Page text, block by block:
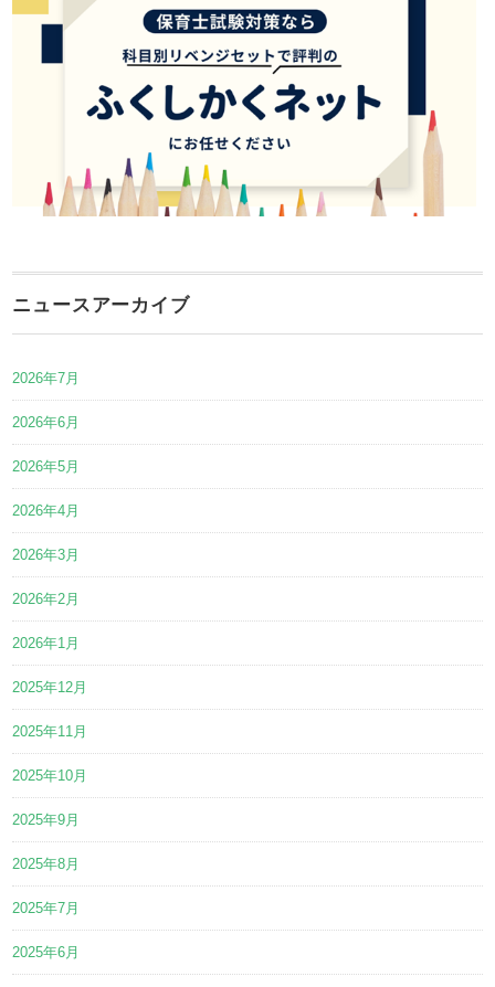
ニュースアーカイブ
2026年7月
2026年6月
2026年5月
2026年4月
2026年3月
2026年2月
2026年1月
2025年12月
2025年11月
2025年10月
2025年9月
2025年8月
2025年7月
2025年6月